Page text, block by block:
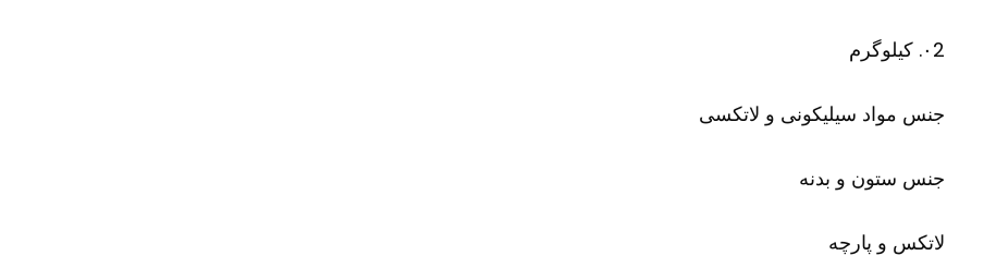
۰2. کیلوگرم
جنس مواد سیلیکونی و لاتکسی
جنس ستون و بدنه
لاتکس و پارچه